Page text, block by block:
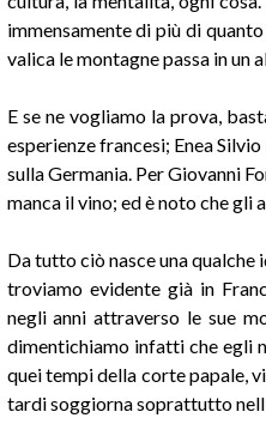
immensamente di più di
valica le montagne passa in un
E se ne vogliamo la prova,
esperienze francesi; Enea
sulla Germania. Per Giovanni
manca il vino; ed è noto che gli
Da tutto ciò nasce una qualche
troviamo evidente già in
negli anni attraverso le sue
dimentichiamo infatti che egli
quei tempi della corte papale,
tardi soggiorna soprattutto